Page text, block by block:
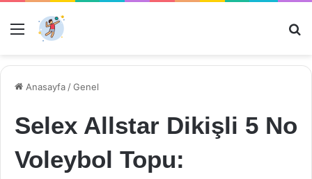
Menü
Anasayfa /Genel
Selex Allstar Dikişli 5 No
Voleybol Topu: